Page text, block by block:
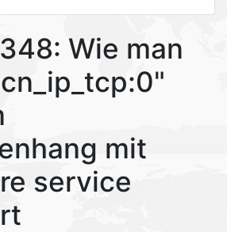
Wie man
mit
service